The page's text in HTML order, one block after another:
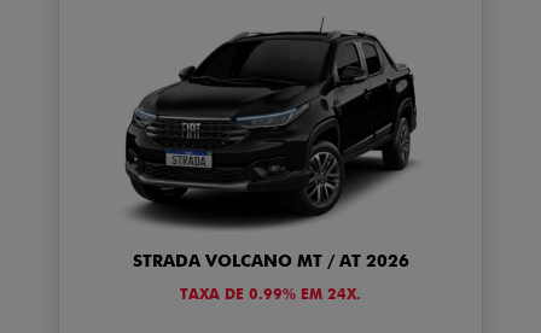
STRADA VOLCANO MT / AT 2026
TAXA DE 0.99% EM 24X.